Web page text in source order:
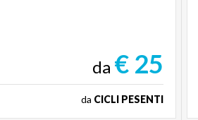
da € 25
da CICLI PESENTI